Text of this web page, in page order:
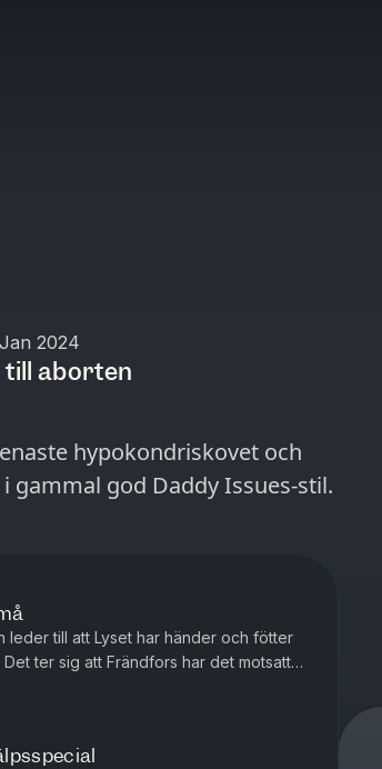
2024
till aborten
hypokondriskovet och
gammal god Daddy Issues-stil.
leder till att Lyset har händer och fötter
ter sig att Frändfors har det motsatta.